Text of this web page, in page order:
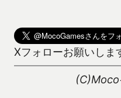
Xフォローお願いしま